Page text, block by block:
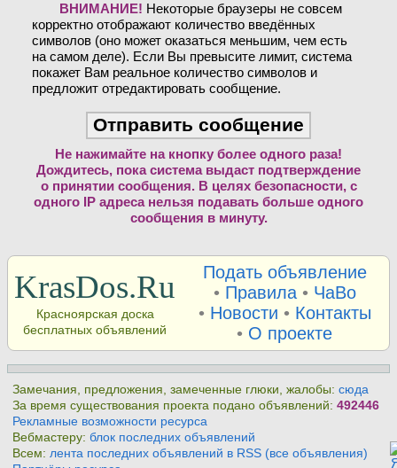
ВНИМАНИЕ! Некоторые браузеры не совсем
корректно отображают количество введённых
символов (оно может оказаться меньшим, чем есть
на самом деле). Если Вы превысите лимит, система
покажет Вам реальное количество символов и
предложит отредактировать сообщение.
Не нажимайте на кнопку более одного раза!
Дождитесь, пока система выдаст подтверждение
о принятии сообщения. В целях безопасности, с
одного IP адреса нельзя подавать больше одного
сообщения в минуту.
KrasDos.Ru
Красноярская доска
бесплатных объявлений
Подать объявление
• Правила• ЧаВо
• Новости • Контакты
• О проекте
Замечания, предложения, замеченные глюки, жалобы:сюда
За время существования проекта подано объявлений:492446
Рекламные возможности ресурса
Вебмастеру:блок последних объявлений
Всем:лента последних объявлений в RSS (все объявления)